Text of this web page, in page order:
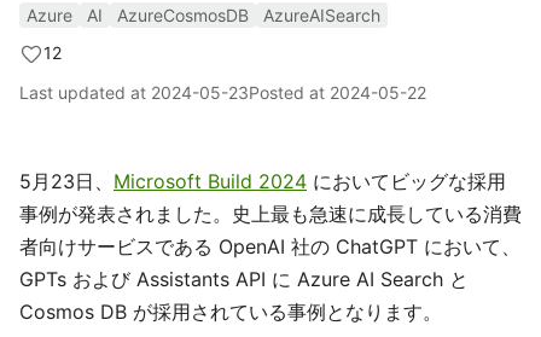
Azure AI AzureCosmosDB
AzureAISearch
12
Last updated at 2024-05-23Posted at 2024-05-22
5月23日、 Microsoft Build 2024 においてビッグな採用
事例が発表されました。史上最も急速に成長している消費
者向けサービスである OpenAI 社の ChatGPT において、
GPTs および Assistants API に Azure AI Search と
Cosmos DB が採用されている事例となります。